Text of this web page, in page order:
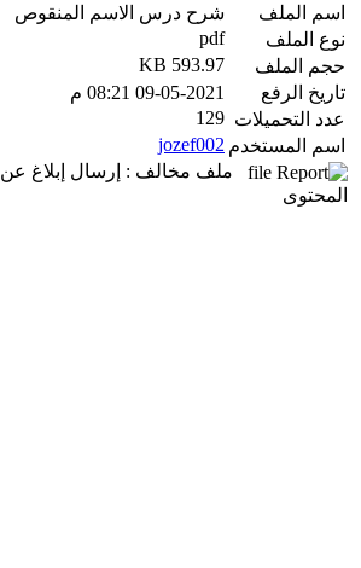
اسم الملف
شرح درس الاسم المنقوص
نوع الملف
pdf
حجم الملف
593.97 KB
تاريخ الرفع
09-05-2021 08:21 م
عدد التحميلات 129
اسم المستخدم jozef002
ملف مخالف : إرسال إبلاغ عن
المحتوى